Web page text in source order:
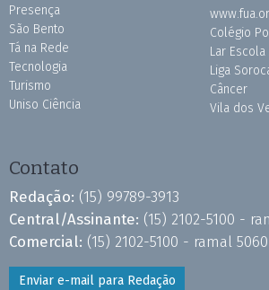
Presença
São Bento
Tá na Rede
Tecnologia
Turismo
Uniso Ciência
Colégio
Lar
Liga
Câncer
Vila dos
Contato
Redação: (15) 99789-3913
Central/Assinante: (15) 2102-5100 -
Comercial: (15) 2102-5100 - ramal 5060
Enviar e-mail para Redação